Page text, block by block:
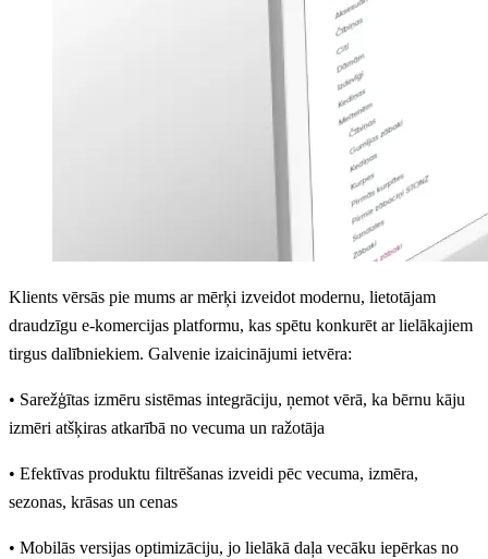
Klients vērsās pie mums ar mērķi izveidot modernu, lietotājam
draudzīgu e-komercijas platformu, kas spētu konkurēt ar lielākajiem
tirgus dalībniekiem. Galvenie izaicinājumi ietvēra:
• Sarežģītas izmēru sistēmas integrāciju, ņemot vērā, ka bērnu kāju
izmēri atšķiras atkarībā no vecuma un ražotāja
• Efektīvas produktu filtrēšanas izveidi pēc vecuma, izmēra,
sezonas, krāsas un cenas
• Mobilās versijas optimizāciju, jo lielākā daļa vecāku iepērkas no